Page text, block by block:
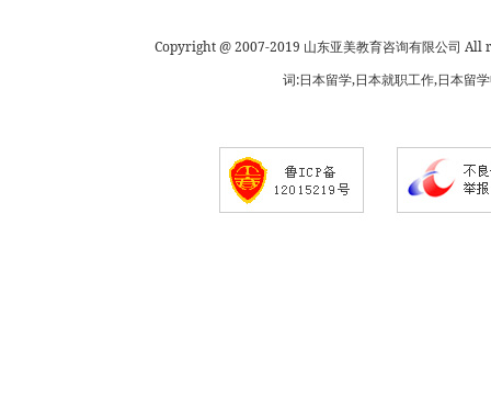
Copyright @ 2007-2019 山东亚美教育咨询有限公司
词:日本留学,日本就职工作,日本留